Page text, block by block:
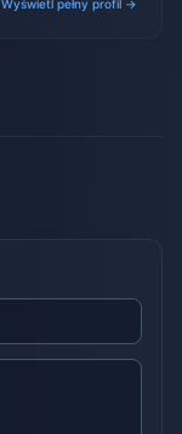
Wyświetl pełny profil →